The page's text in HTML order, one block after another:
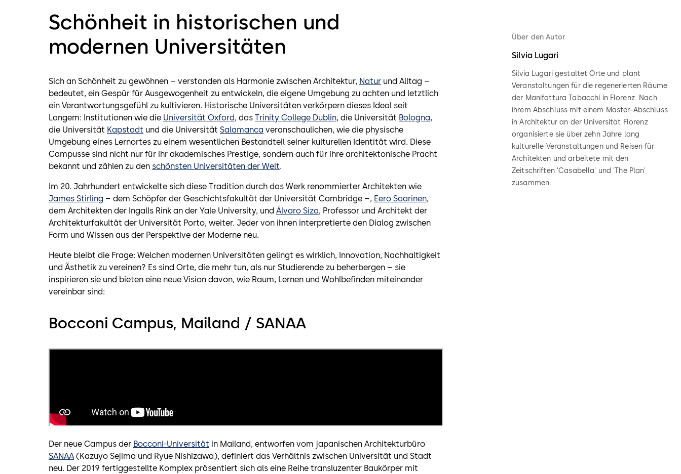
Schönheit in historischen und
modernen Universitäten
Sich an Schönheit zu gewöhnen – verstanden als Harmonie zwischen Architektur, Natur und Alltag –
bedeutet, ein Gespür für Ausgewogenheit zu entwickeln, die eigene Umgebung zu achten und letztlich
ein Verantwortungsgefühl zu kultivieren. Historische Universitäten verkörpern dieses Ideal seit
Langem: Institutionen wie die Universität Oxford, das Trinity College Dublin, die Universität Bologna,
die Universität Kapstadt und die Universität Salamanca veranschaulichen, wie die physische
Umgebung eines Lernortes zu einem wesentlichen Bestandteil seiner kulturellen Identität wird. Diese
Campusse sind nicht nur für ihr akademisches Prestige, sondern auch für ihre architektonische Pracht
bekannt und zählen zu den schönsten Universitäten der Welt.
Im 20. Jahrhundert entwickelte sich diese Tradition durch das Werk renommierter Architekten wie
James Stirling – dem Schöpfer der Geschichtsfakultät der Universität Cambridge –, Eero Saarinen,
dem Architekten der Ingalls Rink an der Yale University, und Álvaro Siza, Professor und Architekt der
Architekturfakultät der Universität Porto, weiter. Jeder von ihnen interpretierte den Dialog zwischen
Form und Wissen aus der Perspektive der Moderne neu.
Heute bleibt die Frage: Welchen modernen Universitäten gelingt es wirklich, Innovation, Nachhaltigkeit
und Ästhetik zu vereinen? Es sind Orte, die mehr tun, als nur Studierende zu beherbergen – sie
inspirieren sie und bieten eine neue Vision davon, wie Raum, Lernen und Wohlbefinden miteinander
vereinbar sind:
Bocconi Campus, Mailand / SANAA
Der neue Campus der Bocconi-Universität in Mailand, entworfen vom japanischen Architekturbüro
SANAA (Kazuyo Sejima und Ryue Nishizawa), definiert das Verhältnis zwischen Universität und Stadt
neu. Der 2019 fertiggestellte Komplex präsentiert sich als eine Reihe transluzenter Baukörper mit
Über den Autor
Silvia Lugari
Silvia Lugari gestaltet Orte und plant
Veranstaltungen für die regenerierten Räume
der Manifattura Tabacchi in Florenz. Nach
ihrem Abschluss mit einem Master-Abschluss
in Architektur an der Universität Florenz
organisierte sie über zehn Jahre lang
kulturelle Veranstaltungen und Reisen für
Architekten und arbeitete mit den
Zeitschriften 'Casabella' und 'The Plan'
zusammen.